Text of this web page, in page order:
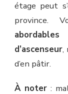
étage peut
province.
d’ascenseur,
d’en pâtir.
À noter :